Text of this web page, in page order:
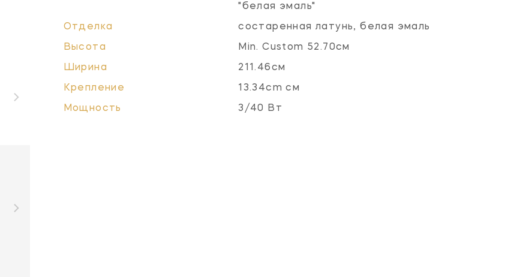
"белая эмаль"
Отделка состаренная латунь, белая эмаль
Высота Min. Custom 52.70см
Ширина 211.46см
Крепление 13.34cm см
Мощность 3/40 Вт